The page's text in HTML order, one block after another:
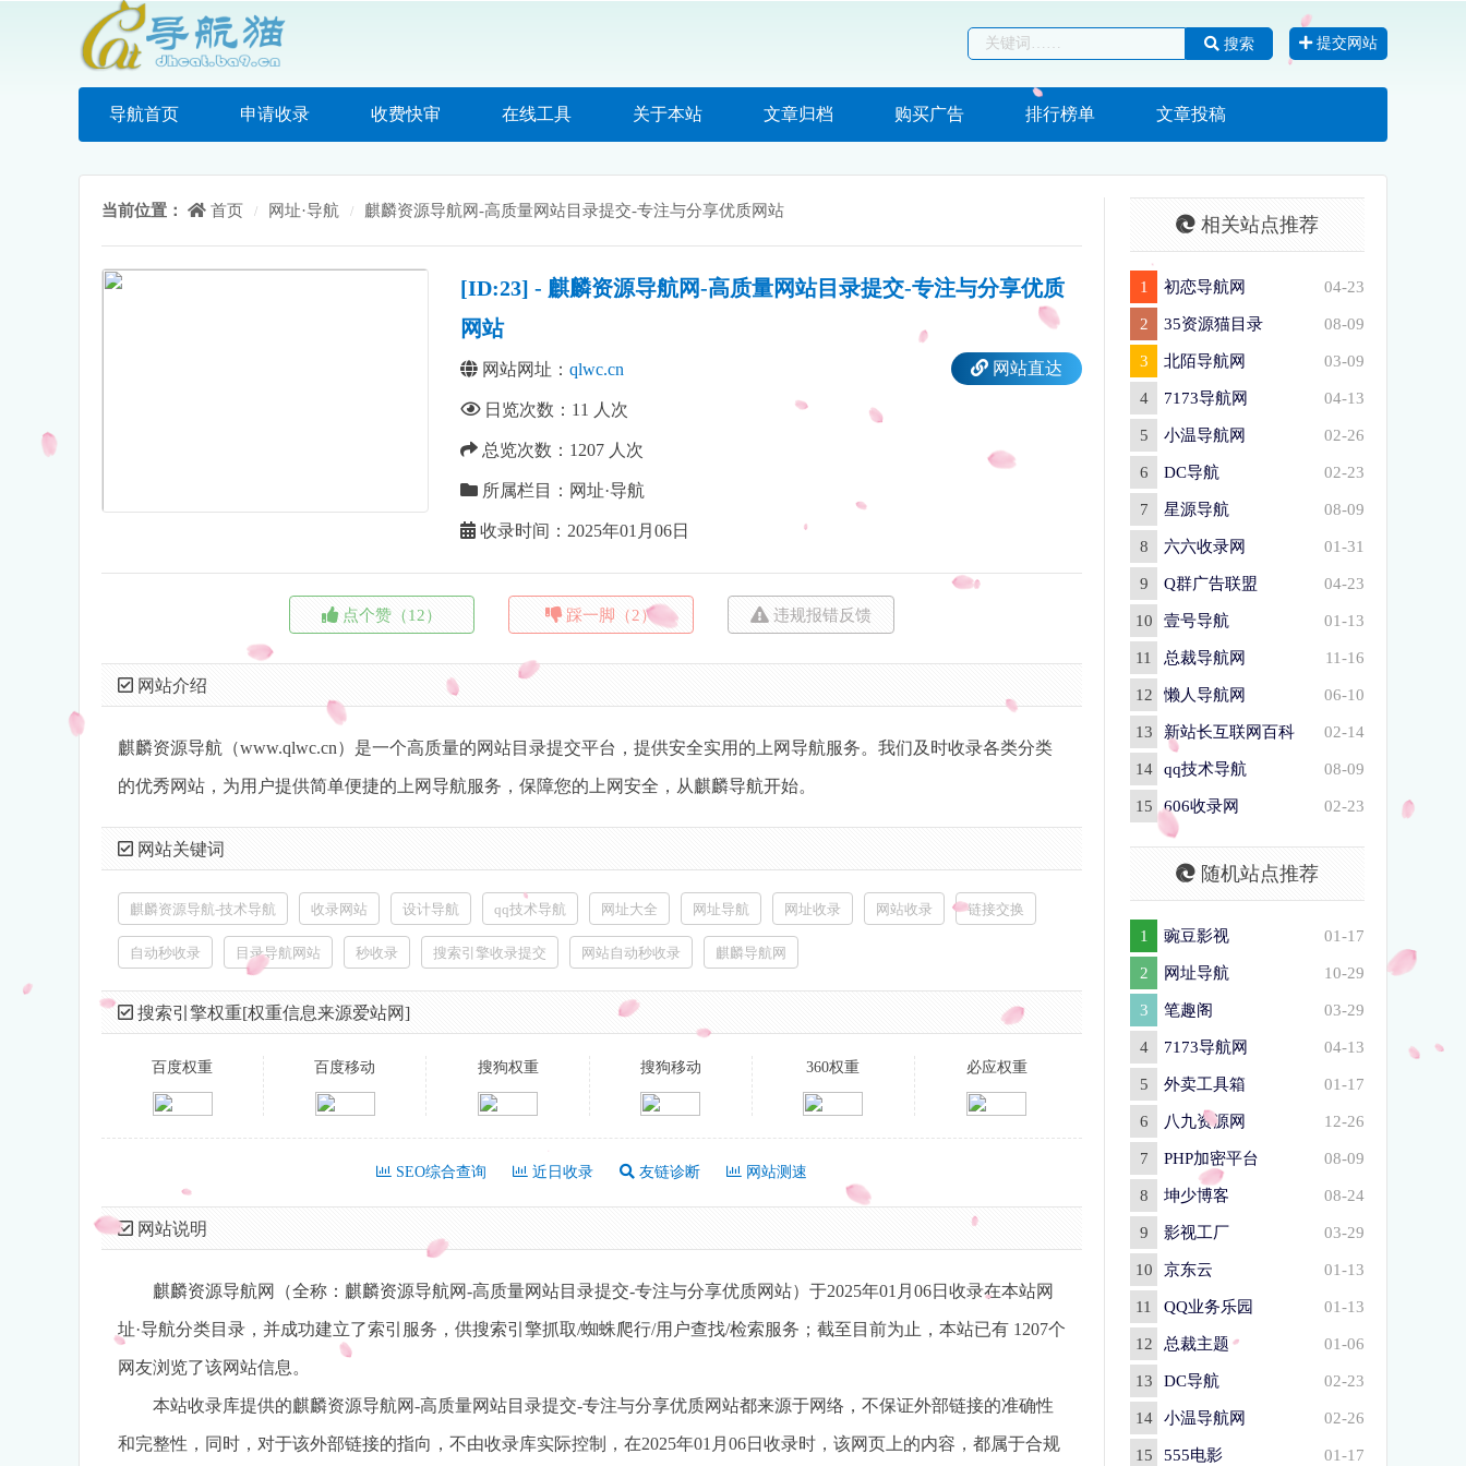
搜索 提交网站
导航首页 申请收录 收费快审 在线工具 关于本站 文章归档 购买广告 排行榜单 文章投稿
当前位置： 首页 / 网址·导航 / 麒麟资源导航网-高质量网站目录提交-专注与分享优质网站
[ID:23] - 麒麟资源导航网-高质量网站目录提交-专注与分享优质
网站
网站网址： qlwc.cn 网站直达
日览次数： 11 人次
总览次数： 1207 人次
所属栏目：网址·导航
收录时间：2025年01月06日
点个赞（12） 踩一脚（2） 违规报错反馈
网站介绍
麒麟资源导航（www.qlwc.cn）是一个高质量的网站目录提交平台，提供安全实用的上网导航服务。我们及时收录各类分类
的优秀网站，为用户提供简单便捷的上网导航服务，保障您的上网安全，从麒麟导航开始。
网站关键词
麒麟资源导航-技术导航 收录网站 设计导航 qq技术导航 网址大全 网址导航 网址收录 网站收录 链接交换
自动秒收录 目录导航网站 秒收录 搜索引擎收录提交 网站自动秒收录 麒麟导航网
搜索引擎权重[权重信息来源爱站网]
百度权重 百度移动 搜狗权重 搜狗移动 360权重 必应权重
SEO综合查询 近日收录 友链诊断 网站测速
网站说明
麒麟资源导航网（全称：麒麟资源导航网-高质量网站目录提交-专注与分享优质网站）于2025年01月06日收录在本站网
址·导航分类目录，并成功建立了索引服务，供搜索引擎抓取/蜘蛛爬行/用户查找/检索服务；截至目前为止，本站已有 1207个
网友浏览了该网站信息。
本站收录库提供的麒麟资源导航网-高质量网站目录提交-专注与分享优质网站都来源于网络，不保证外部链接的准确性
和完整性，同时，对于该外部链接的指向，不由收录库实际控制，在2025年01月06日收录时，该网页上的内容，都属于合规
相关站点推荐
1 初恋导航网 04-23
2 35资源猫目录 08-09
3 北陌导航网 03-09
4 7173导航网 04-13
5 小温导航网 02-26
6 DC导航 02-23
7 星源导航 08-09
8 六六收录网 01-31
9 Q群广告联盟 04-23
10 壹号导航 01-13
11 总裁导航网 11-16
12 懒人导航网 06-10
13 新站长互联网百科 02-14
14 qq技术导航 08-09
15 606收录网 02-23
随机站点推荐
1 豌豆影视 01-17
2 网址导航 10-29
3 笔趣阁 03-29
4 7173导航网 04-13
5 外卖工具箱 01-17
6 八九资源网 12-26
7 PHP加密平台 08-09
8 坤少博客 08-24
9 影视工厂 03-29
10 京东云 01-13
11 QQ业务乐园 01-13
12 总裁主题 01-06
13 DC导航 02-23
14 小温导航网 02-26
15 555电影 01-17